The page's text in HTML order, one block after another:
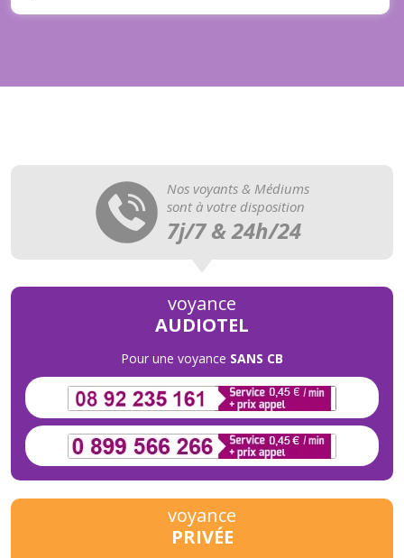
Nos voyants & Médiums
sont à votre disposition
7j/7 & 24h/24
voyance
AUDIOTEL
Pour une voyance SANS CB
voyance
PRIVÉE